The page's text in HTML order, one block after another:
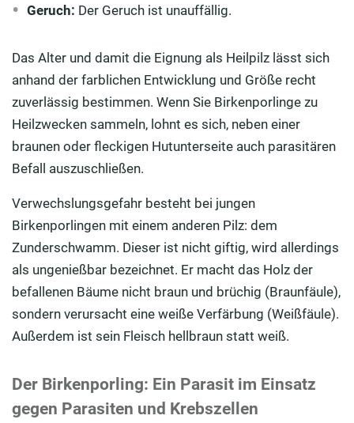
Geruch: Der Geruch ist unauffällig.
Das Alter und damit die Eignung als Heilpilz lässt sich
anhand der farblichen Entwicklung und Größe recht
zuverlässig bestimmen. Wenn Sie Birkenporlinge zu
Heilzwecken sammeln, lohnt es sich, neben einer
braunen oder fleckigen Hutunterseite auch parasitären
Befall auszuschließen.
Verwechslungsgefahr besteht bei jungen
Birkenporlingen mit einem anderen Pilz: dem
Zunderschwamm. Dieser ist nicht giftig, wird allerdings
als ungenießbar bezeichnet. Er macht das Holz der
befallenen Bäume nicht braun und brüchig (Braunfäule),
sondern verursacht eine weiße Verfärbung (Weißfäule).
Außerdem ist sein Fleisch hellbraun statt weiß.
Der Birkenporling: Ein Parasit im Einsatz
gegen Parasiten und Krebszellen